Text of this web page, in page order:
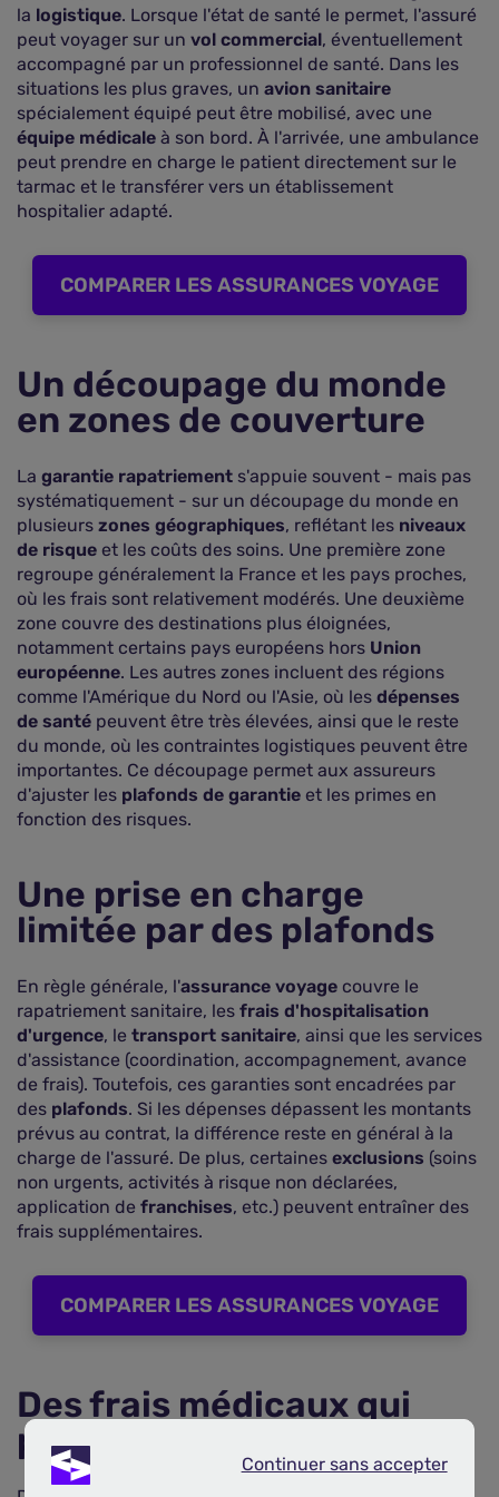
la logistique. Lorsque l'état de santé le permet, l'assuré
peut voyager sur un vol commercial, éventuellement
accompagné par un professionnel de santé. Dans les
situations les plus graves, un avion sanitaire
spécialement équipé peut être mobilisé, avec une
équipe médicale à son bord. À l'arrivée, une ambulance
peut prendre en charge le patient directement sur le
tarmac et le transférer vers un établissement
hospitalier adapté.
COMPARER LES ASSURANCES VOYAGE
Un découpage du monde
en zones de couverture
La garantie rapatriement s'appuie souvent - mais pas
systématiquement - sur un découpage du monde en
plusieurs zones géographiques, reflétant les niveaux
de risque et les coûts des soins. Une première zone
regroupe généralement la France et les pays proches,
où les frais sont relativement modérés. Une deuxième
zone couvre des destinations plus éloignées,
notamment certains pays européens hors Union
européenne. Les autres zones incluent des régions
comme l'Amérique du Nord ou l'Asie, où les dépenses
de santé peuvent être très élevées, ainsi que le reste
du monde, où les contraintes logistiques peuvent être
importantes. Ce découpage permet aux assureurs
d'ajuster les plafonds de garantie et les primes en
fonction des risques.
Une prise en charge
limitée par des plafonds
En règle générale, l'assurance voyage couvre le
rapatriement sanitaire, les frais d'hospitalisation
d'urgence, le transport sanitaire, ainsi que les services
d'assistance (coordination, accompagnement, avance
de frais). Toutefois, ces garanties sont encadrées par
des plafonds. Si les dépenses dépassent les montants
prévus au contrat, la différence reste en général à la
charge de l'assuré. De plus, certaines exclusions (soins
non urgents, activités à risque non déclarées,
application de franchises, etc.) peuvent entraîner des
frais supplémentaires.
COMPARER LES ASSURANCES VOYAGE
Des frais médicaux qui
peuvent être très élevés
Continuer sans accepter
Continuer sans accepter